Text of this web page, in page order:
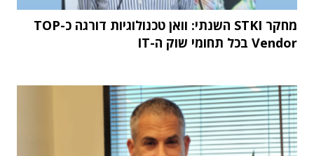
מחקר STKI השנתי: וואן טכנולוגיות דורגה כ-TOP
Vendor בכל תחומי שוק ה-IT